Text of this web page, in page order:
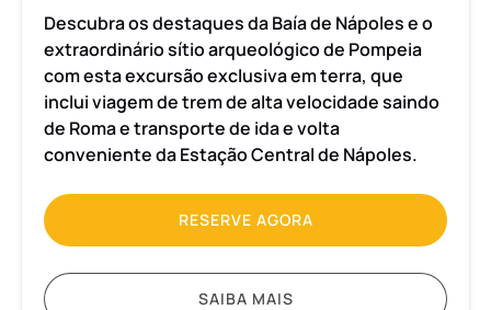
Ingressos
incluídos
Descubra os destaques da Baía de Nápoles e o
extraordinário sítio arqueológico de Pompeia
com esta excursão exclusiva em terra, que
inclui viagem de trem de alta velocidade saindo
de Roma e transporte de ida e volta
conveniente da Estação Central de Nápoles.
RESERVE AGORA
SAIBA MAIS